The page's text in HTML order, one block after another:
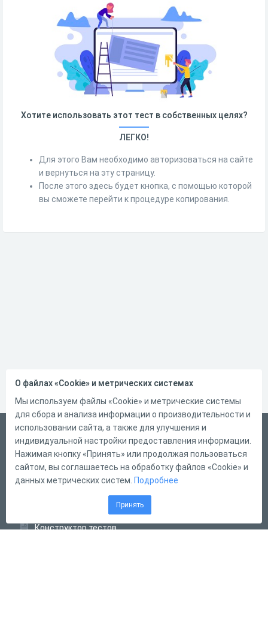
Хотите использовать этот тест в собственных целях?
ЛЕГКО!
Для этого Вам необходимо авторизоваться на сайте
и вернуться на эту страницу.
После этого здесь будет кнопка, с помощью которой
вы сможете перейти к процедуре копирования.
Русский
Справка
Форма обратной связи
Конструктор тестов
О файлах «Cookie» и метрических системах
Мы используем файлы «Cookie» и метрические системы
для сбора и анализа информации о производительности и
использовании сайта, а также для улучшения и
индивидуальной настройки предоставления информации.
Нажимая кнопку «Принять» или продолжая пользоваться
сайтом, вы соглашаетесь на обработку файлов «Cookie» и
данных метрических систем. Подробнее
Принять